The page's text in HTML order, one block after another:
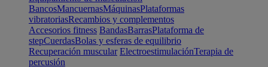
BancosMancuernasMáquinasPlataformas
vibratoriasRecambios y complementos
Accesorios fitness BandasBarrasPlataforma de
stepCuerdasBolas y esferas de equilibrio
Recuperación muscular ElectroestimulaciónTerapia de
percusión